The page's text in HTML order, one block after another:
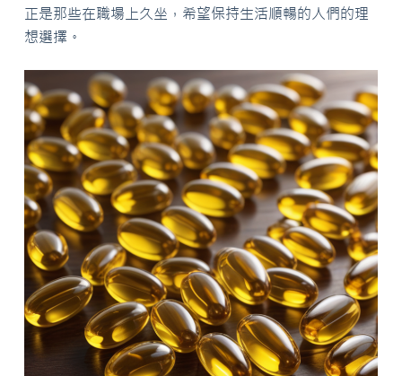
正是那些在職場上久坐，希望保持生活順暢的人們的理
想選擇。